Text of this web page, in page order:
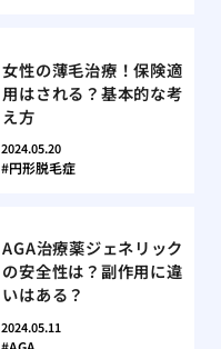
女性の薄毛治療！保険適
用はされる？基本的な考
え方
2024.05.20
円形脱毛症
AGA治療薬ジェネリック
の安全性は？副作用に違
いはある？
2024.05.11